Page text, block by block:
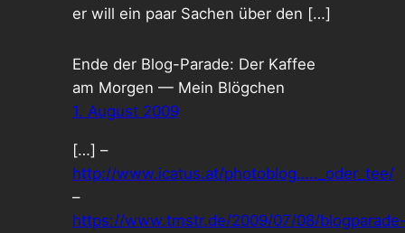
er will ein paar Sachen über den […]
Ende der Blog-Parade: Der Kaffee
am Morgen — Mein Blögchen
1. August 2009
[…] –
http://www.icatus.at/photoblog….._oder_tee/
–
https://www.tmstr.de/2009/07/08/